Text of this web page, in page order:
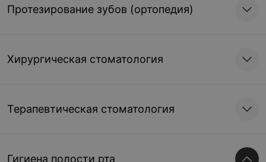
Протезирование зубов (ортопедия)
Хирургическая стоматология
Терапевтическая стоматология
Гигиена полости рта